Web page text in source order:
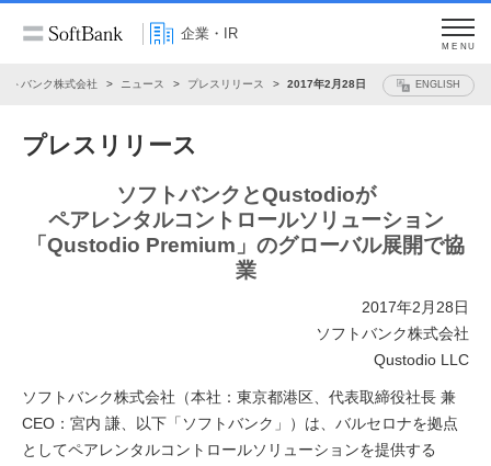
企業・IR
MENU
トバンク株式会社 ニュース プレスリリース 2017年2月28日 ENGLISH
プレスリリース
ソフトバンクとQustodioが
ペアレンタルコントロールソリューション
「Qustodio Premium」のグローバル展開で協
業
2017年2月28日
ソフトバンク株式会社
Qustodio LLC
ソフトバンク株式会社（本社：東京都港区、代表取締役社長 兼
CEO：宮内 謙、以下「ソフトバンク」）は、バルセロナを拠点
としてペアレンタルコントロールソリューションを提供する